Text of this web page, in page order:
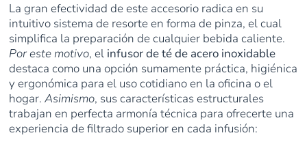
La gran efectividad de este accesorio radica en su
intuitivo sistema de resorte en forma de pinza, el cual
simplifica la preparación de cualquier bebida caliente.
Por este motivo, el infusor de té de acero inoxidable
destaca como una opción sumamente práctica, higiénica
y ergonómica para el uso cotidiano en la oficina o el
hogar.Asimismo, sus características estructurales
trabajan en perfecta armonía técnica para ofrecerte una
experiencia de filtrado superior en cada infusión: